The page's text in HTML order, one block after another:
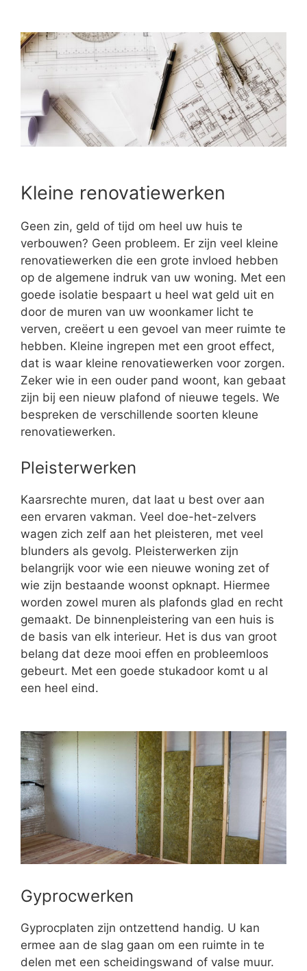
Kleine renovatiewerken
Geen zin, geld of tijd om heel uw huis te
verbouwen? Geen probleem. Er zijn veel kleine
renovatiewerken die een grote invloed hebben
op de algemene indruk van uw woning. Met een
goede isolatie bespaart u heel wat geld uit en
door de muren van uw woonkamer licht te
verven, creëert u een gevoel van meer ruimte te
hebben. Kleine ingrepen met een groot effect,
dat is waar kleine renovatiewerken voor zorgen.
Zeker wie in een ouder pand woont, kan gebaat
zijn bij een nieuw plafond of nieuwe tegels. We
bespreken de verschillende soorten kleune
renovatiewerken.
Pleisterwerken
Kaarsrechte muren, dat laat u best over aan
een ervaren vakman. Veel doe-het-zelvers
wagen zich zelf aan het pleisteren, met veel
blunders als gevolg. Pleisterwerken zijn
belangrijk voor wie een nieuwe woning zet of
wie zijn bestaande woonst opknapt. Hiermee
worden zowel muren als plafonds glad en recht
gemaakt. De binnenpleistering van een huis is
de basis van elk interieur. Het is dus van groot
belang dat deze mooi effen en probleemloos
gebeurt. Met een goede stukadoor komt u al
een heel eind.
Gyprocwerken
Gyprocplaten zijn ontzettend handig. U kan
ermee aan de slag gaan om een ruimte in te
delen met een scheidingswand of valse muur.